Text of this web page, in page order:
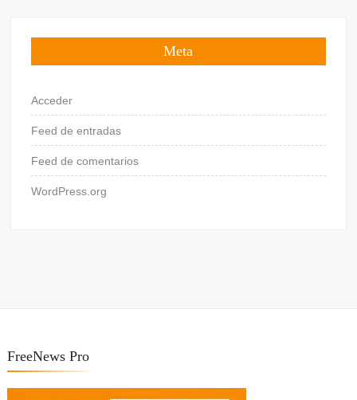
Meta
Acceder
Feed de entradas
Feed de comentarios
WordPress.org
FreeNews Pro